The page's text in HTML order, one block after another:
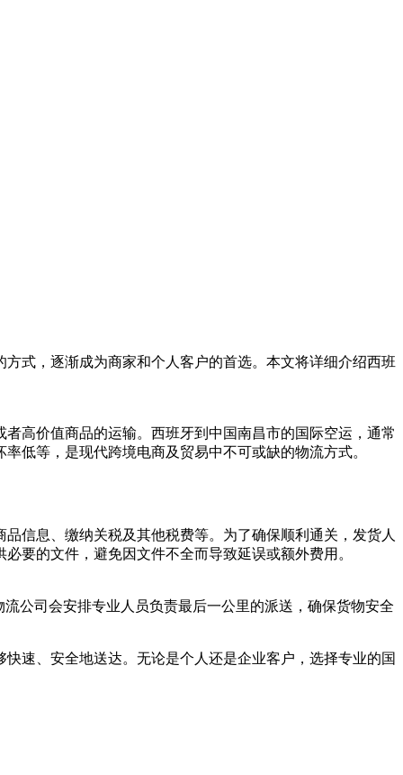
式，逐渐成为商家和个人客户的首选。本文将详细介绍西班
高价值商品的运输。西班牙到中国南昌市的国际空运，通常
低等，是现代跨境电商及贸易中不可或缺的物流方式。
信息、缴纳关税及其他税费等。为了确保顺利通关，发货人
要的文件，避免因文件不全而导致延误或额外费用。
公司会安排专业人员负责最后一公里的派送，确保货物安全
速、安全地送达。无论是个人还是企业客户，选择专业的国